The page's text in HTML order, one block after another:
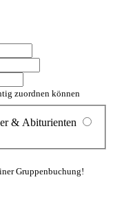
zuordnen können
& Abiturienten
Gruppenbuchung!